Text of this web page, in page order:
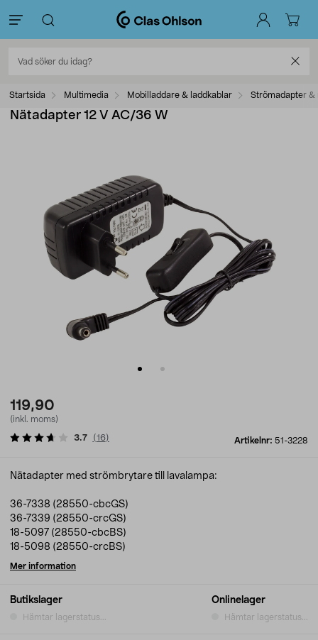
Startsida Multimedia Mobilladdare & laddkablar Strömadapter &
Nätadapter 12 V AC/36 W
119,90
(inkl. moms)
Artikelnr: 51-3228
3.7 (16)
Butikslager
Hämtar lagerstatus...
Onlinelager
Hämtar lagerstatus...
Nätadapter med strömbrytare till lavalampa:
36-7338 (28550-cbcGS)
36-7339 (28550-crcGS)
18-5097 (28550-cbcBS)
18-5098 (28550-crcBS)
Mer information